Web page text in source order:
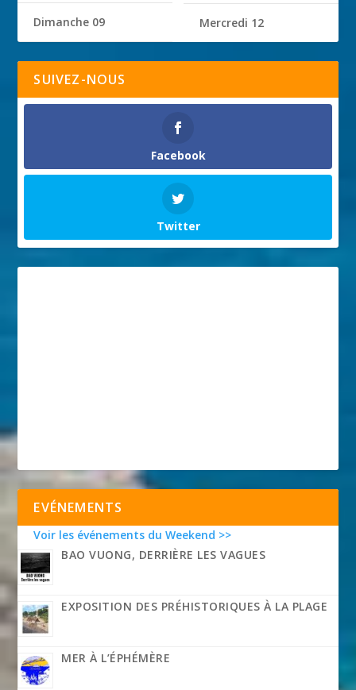
Dimanche 09 Mercredi 12
SUIVEZ-NOUS
Facebook
Twitter
EVÉNEMENTS
Voir les événements du Weekend >>
BAO VUONG, DERRIÈRE LES VAGUES
EXPOSITION DES PRÉHISTORIQUES À LA PLAGE
MER À L’ÉPHÉMÈRE